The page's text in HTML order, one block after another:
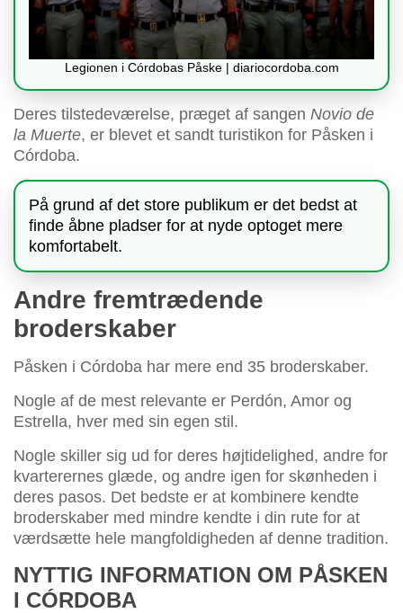
Legionen i Córdobas Påske | diariocordoba.com
Deres tilstedeværelse, præget af sangen Novio de
la Muerte, er blevet et sandt turistikon for Påsken i
Córdoba.
På grund af det store publikum er det bedst at
finde åbne pladser for at nyde optoget mere
komfortabelt.
Andre fremtrædende
broderskaber
Påsken i Córdoba har mere end 35 broderskaber.
Nogle af de mest relevante er Perdón, Amor og
Estrella, hver med sin egen stil.
Nogle skiller sig ud for deres højtidelighed, andre for
kvarterernes glæde, og andre igen for skønheden i
deres pasos. Det bedste er at kombinere kendte
broderskaber med mindre kendte i din rute for at
værdsætte hele mangfoldigheden af denne tradition.
NYTTIG INFORMATION OM PÅSKEN
I CÓRDOBA